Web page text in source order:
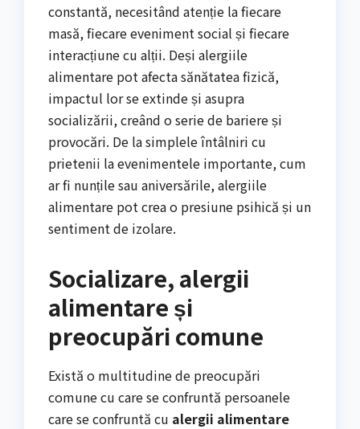
constantă, necesitând atenție la fiecare
masă, fiecare eveniment social și fiecare
interacțiune cu alții. Deși alergiile
alimentare pot afecta sănătatea fizică,
impactul lor se extinde și asupra
socializării, creând o serie de bariere și
provocări. De la simplele întâlniri cu
prietenii la evenimentele importante, cum
ar fi nunțile sau aniversările, alergiile
alimentare pot crea o presiune psihică și un
sentiment de izolare.
Socializare, alergii
alimentare și
preocupări comune
Există o multitudine de preocupări
comune cu care se confruntă persoanele
care se confruntă cu alergii alimentare